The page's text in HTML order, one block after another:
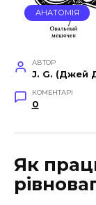
АНАТОМІЯ
АВТОР
J. G. (Джей
КОМЕНТАРІ
0
Як